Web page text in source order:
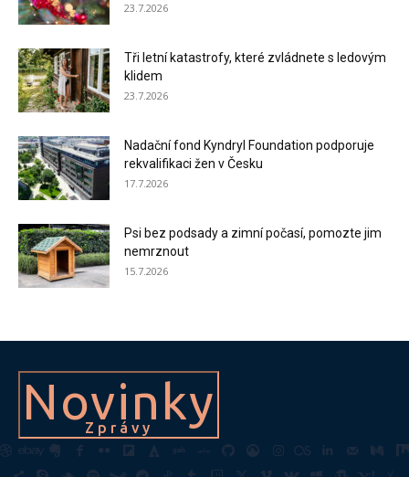
23.7.2026
Tři letní katastrofy, které zvládnete s ledovým
klidem
23.7.2026
Nadační fond Kyndryl Foundation podporuje
rekvalifikaci žen v Česku
17.7.2026
Psi bez podsady a zimní počasí, pomozte jim
nemrznout
15.7.2026
Novinky
Zprávy